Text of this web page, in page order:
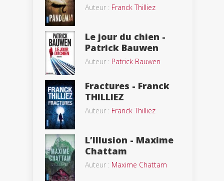
Auteur : Franck Thilliez
Le jour du chien -
Patrick Bauwen
Auteur : Patrick Bauwen
Fractures - Franck
THILLIEZ
Auteur : Franck Thilliez
L’Illusion - Maxime
Chattam
Auteur : Maxime Chattam